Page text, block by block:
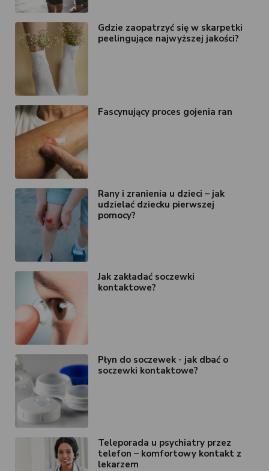
Gdzie zaopatrzyć się w skarpetki
peelingujące najwyższej jakości?
Fascynujący proces gojenia ran
Rany i zranienia u dzieci – jak
udzielać dziecku pierwszej
pomocy?
Jak zakładać soczewki
kontaktowe?
Płyn do soczewek - jak dbać o
soczewki kontaktowe?
Teleporada u psychiatry przez
telefon – komfortowy kontakt z
lekarzem